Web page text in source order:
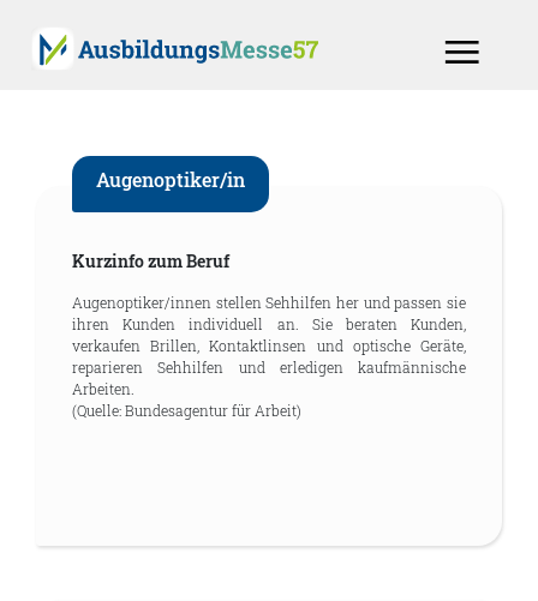
Augenoptiker/in
Kurzinfo zum Beruf
Augenoptiker/innen stellen Sehhilfen her und passen sie
ihren Kunden individuell an. Sie beraten Kunden,
verkaufen Brillen, Kontaktlinsen und optische Geräte,
reparieren Sehhilfen und erledigen kaufmännische
Arbeiten.
(Quelle: Bundesagentur für Arbeit)